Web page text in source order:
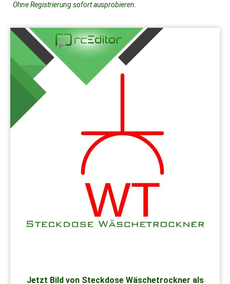
Ohne Registrierung sofort ausprobieren.
Jetzt Bild von Steckdose Wäschetrockner als